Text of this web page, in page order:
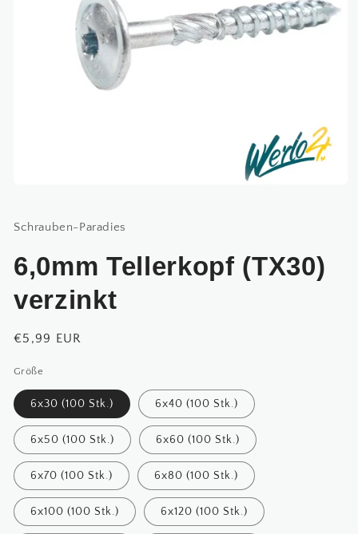
Modal
Schrauben-Paradies
6,0mm Tellerkopf (TX30)
verzinkt
Normaler
€5,99 EUR
Größe
6x30 (100 Stk.) 6x40 (100 Stk.)
6x50 (100 Stk.) 6x60 (100 Stk.)
6x70 (100 Stk.) 6x80 (100 Stk.)
6x100 (100 Stk.) 6x120 (100 Stk.)